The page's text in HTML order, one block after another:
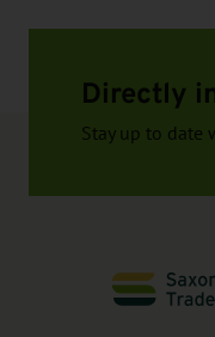
Directly
Stay up to date